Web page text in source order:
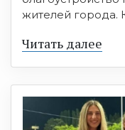
жителей города.
Читать далее